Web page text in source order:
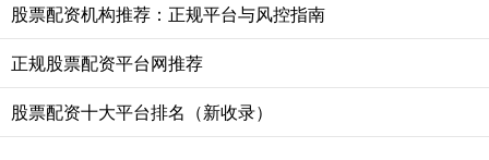
股票配资机构推荐：正规平台与风控指南
正规股票配资平台网推荐
股票配资十大平台排名（新收录）